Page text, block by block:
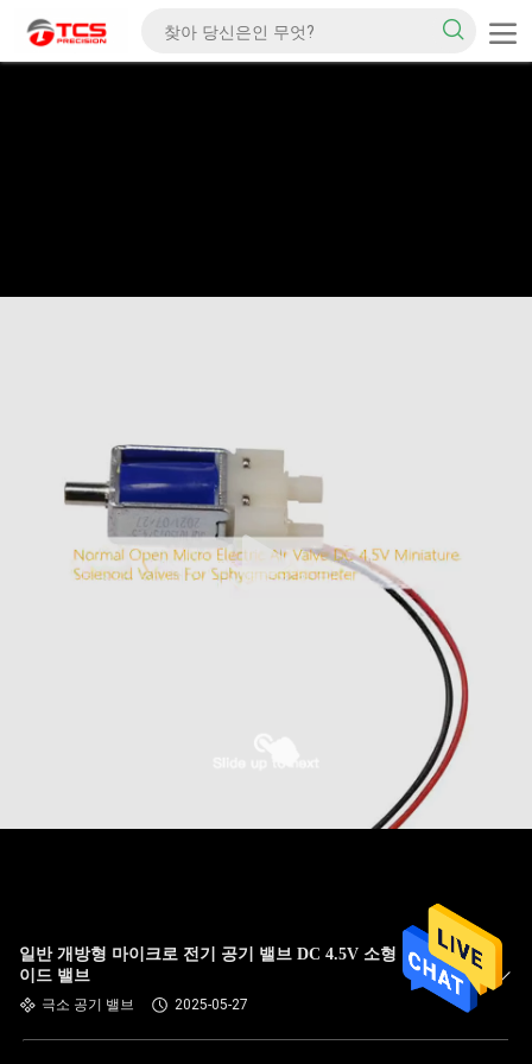
일반 개방형 마이크로 전기 공기 밸브 DC 4.5V 소형 솔레노
이드 밸브
극소 공기 밸브 2025-05-27